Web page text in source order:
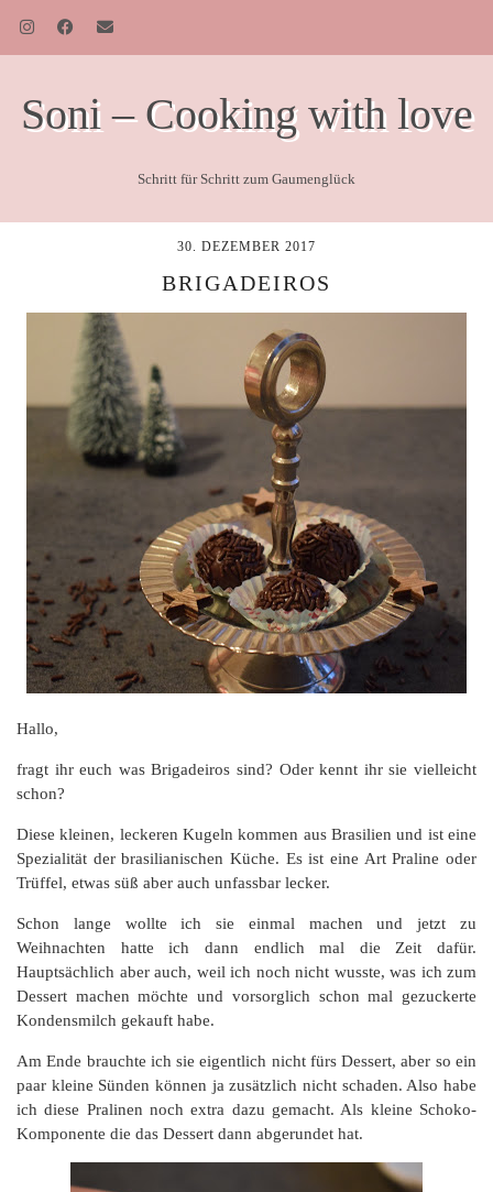
Soni – Cooking with love
Schritt für Schritt zum Gaumenglück
30. DEZEMBER 2017
BRIGADEIROS
Hallo,
fragt ihr euch was Brigadeiros sind? Oder kennt ihr sie vielleicht
schon?
Diese kleinen, leckeren Kugeln kommen aus Brasilien und ist eine
Spezialität der brasilianischen Küche. Es ist eine Art Praline oder
Trüffel, etwas süß aber auch unfassbar lecker.
Schon lange wollte ich sie einmal machen und jetzt zu
Weihnachten hatte ich dann endlich mal die Zeit dafür.
Hauptsächlich aber auch, weil ich noch nicht wusste, was ich zum
Dessert machen möchte und vorsorglich schon mal gezuckerte
Kondensmilch gekauft habe.
Am Ende brauchte ich sie eigentlich nicht fürs Dessert, aber so ein
paar kleine Sünden können ja zusätzlich nicht schaden. Also habe
ich diese Pralinen noch extra dazu gemacht. Als kleine Schoko-
Komponente die das Dessert dann abgerundet hat.